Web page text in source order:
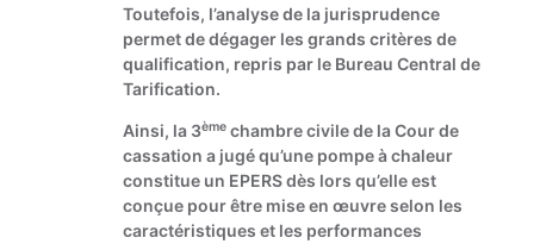
Toutefois, l’analyse de la jurisprudence
permet de dégager les grands critères de
qualification, repris par le Bureau Central de
Tarification.
Ainsi, la 3èmechambre civile de la Cour de
cassation a jugé qu’une pompe à chaleur
constitue un EPERS dès lors qu’elle est
conçue pour être mise en œuvre selon les
caractéristiques et les performances